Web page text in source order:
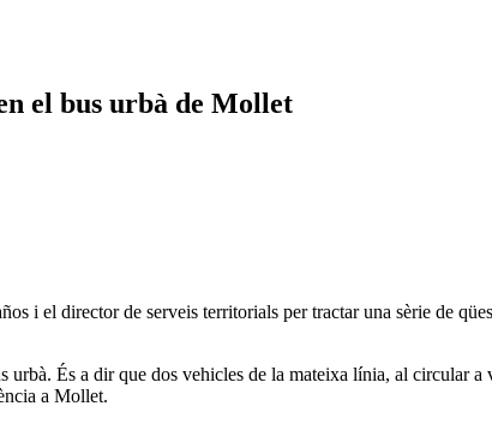
el bus urbà de Mollet
i el director de serveis territorials per tractar una sèrie de
És a dir que dos vehicles de la mateixa línia, al circular
a Mollet.